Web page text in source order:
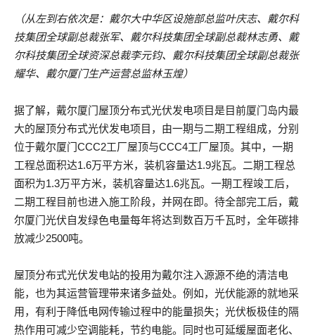
（从左到右依次是：戴尔大中华区设施部总监叶庆志、戴尔科
技集团全球副总裁张军、戴尔科技集团全球副总裁林志勇、戴
尔科技集团全球资深总裁李元钧、戴尔科技集团全球副总裁张
耀华、戴尔厦门生产运营总监林玉煌）
据了解，戴尔厦门屋顶分布式光伏发电项目是目前厦门岛内最
大的屋顶分布式光伏发电项目，由一期与二期工程组成，分别
位于戴尔厦门CCC2工厂屋顶与CCC4工厂屋顶。其中，一期
工程总面积达1.6万平方米，装机容量达1.9兆瓦。二期工程总
面积为1.3万平方米，装机容量达1.6兆瓦。一期工程竣工后，
二期工程目前也进入施工阶段，并网在即。待全部完工后，戴
尔厦门光伏自发绿色电量每年将达到数百万千瓦时，全年碳排
放减少2500吨。
屋顶分布式光伏发电站的投用为戴尔注入源源不绝的清洁电
能，也为其运营管理带来诸多益处。例如，光伏能源的就地采
用，有利于降低电网传输过程中的能量损失；光伏板极佳的隔
热作用可减少空调能耗，节约电能。同时也可延缓屋面老化、